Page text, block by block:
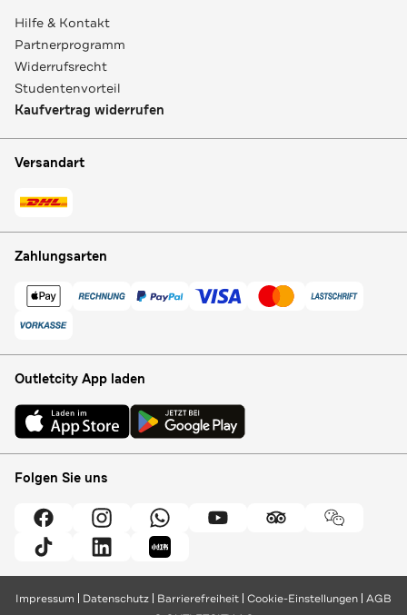
Hilfe & Kontakt
Partnerprogramm
Widerrufsrecht
Studentenvorteil
Kaufvertrag widerrufen
Versandart
Zahlungsarten
Outletcity App laden
Folgen Sie uns
Impressum Datenschutz Barrierefreiheit Cookie-Einstellungen AGB